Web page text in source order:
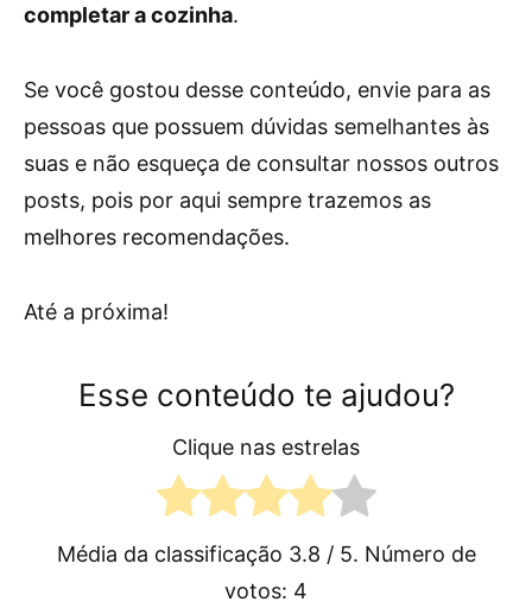
completar a cozinha.
Se você gostou desse conteúdo, envie para as
pessoas que possuem dúvidas semelhantes às
suas e não esqueça de consultar nossos outros
posts, pois por aqui sempre trazemos as
melhores recomendações.
Até a próxima!
Esse conteúdo te ajudou?
Clique nas estrelas
Média da classificação 3.8 / 5. Número de
votos: 4